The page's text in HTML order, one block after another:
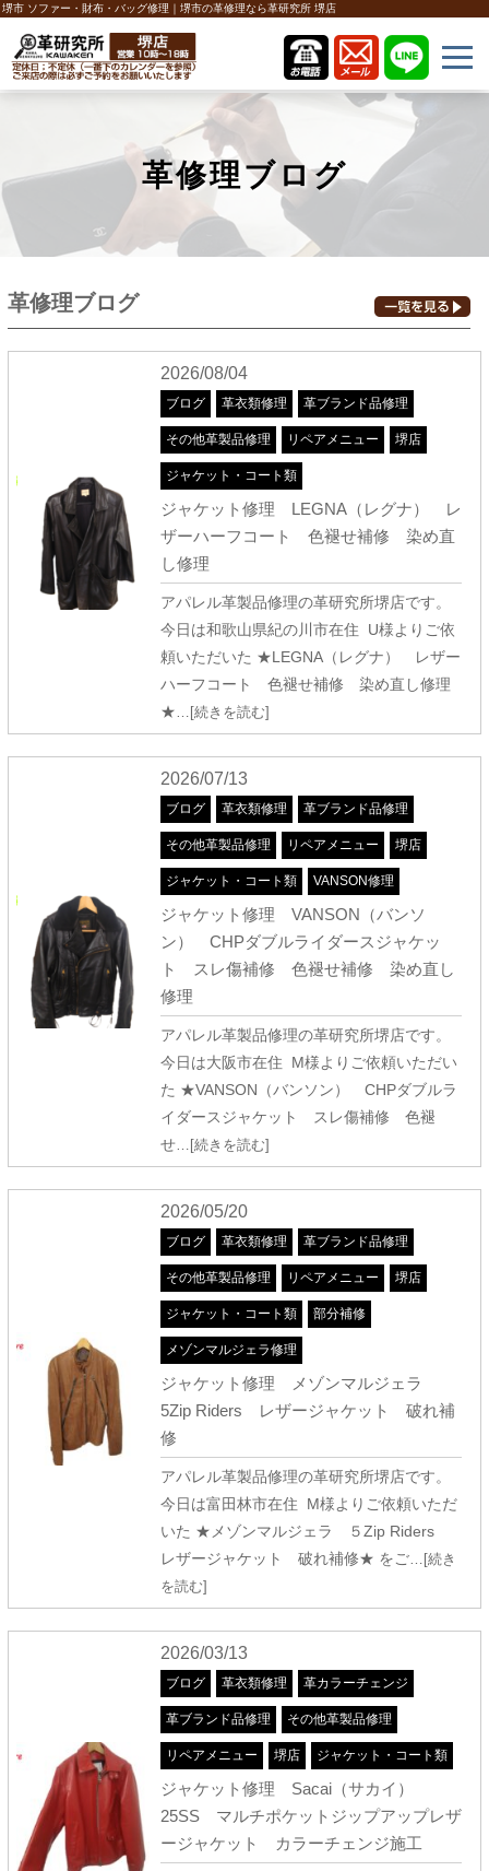
堺市 ソファー・財布・バッグ修理｜堺市の革修理なら革研究所 堺店
革修理ブログ
革修理ブログ
2026/08/04
ブログ 革衣類修理 革ブランド品修理
その他革製品修理 リペアメニュー 堺店
ジャケット・コート類
ジャケット修理 LEGNA（レグナ） レ
ザーハーフコート 色褪せ補修 染め直
し修理
アパレル革製品修理の革研究所堺店です。
今日は和歌山県紀の川市在住 U様よりご依
頼いただいた ★LEGNA（レグナ） レザー
ハーフコート 色褪せ補修 染め直し修理
★…[続きを読む]
2026/07/13
ブログ 革衣類修理 革ブランド品修理
その他革製品修理 リペアメニュー 堺店
ジャケット・コート類 VANSON修理
ジャケット修理 VANSON（バンソ
ン） CHPダブルライダースジャケッ
ト スレ傷補修 色褪せ補修 染め直し
修理
アパレル革製品修理の革研究所堺店です。
今日は大阪市在住 M様よりご依頼いただい
た ★VANSON（バンソン） CHPダブルラ
イダースジャケット スレ傷補修 色褪
せ…[続きを読む]
2026/05/20
ブログ 革衣類修理 革ブランド品修理
その他革製品修理 リペアメニュー 堺店
ジャケット・コート類 部分補修
メゾンマルジェラ修理
ジャケット修理 メゾンマルジェラ
5Zip Riders レザージャケット 破れ補
修
アパレル革製品修理の革研究所堺店です。
今日は富田林市在住 M様よりご依頼いただ
いた ★メゾンマルジェラ ５Zip Riders
レザージャケット 破れ補修★ をご…[続き
を読む]
2026/03/13
ブログ 革衣類修理 革カラーチェンジ
革ブランド品修理 その他革製品修理
リペアメニュー 堺店 ジャケット・コート類
ジャケット修理 Sacai（サカイ）
25SS マルチポケットジップアップレザ
ージャケット カラーチェンジ施工